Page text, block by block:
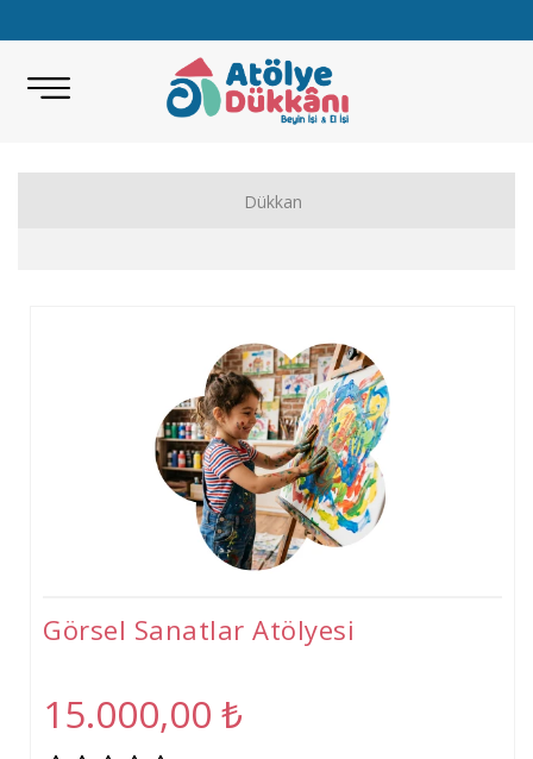
Dükkan
Atölyeler
Beceri Atölyeleri(5-12 Yaş)
Görsel Sanatlar Atölyesi
15.000,00 ₺